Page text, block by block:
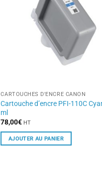
CARTOUCHES D'ENCRE CANON
Cartouche d’encre PFI-110C
ml
78,00€ HT
AJOUTER AU PANIER